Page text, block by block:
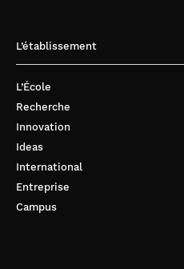
L’établissement
L’École
Recherche
Innovation
Ideas
International
Entreprise
Campus